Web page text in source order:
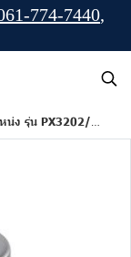
774-7440,
(PIONEER) ยี่ห้อ OHAUS